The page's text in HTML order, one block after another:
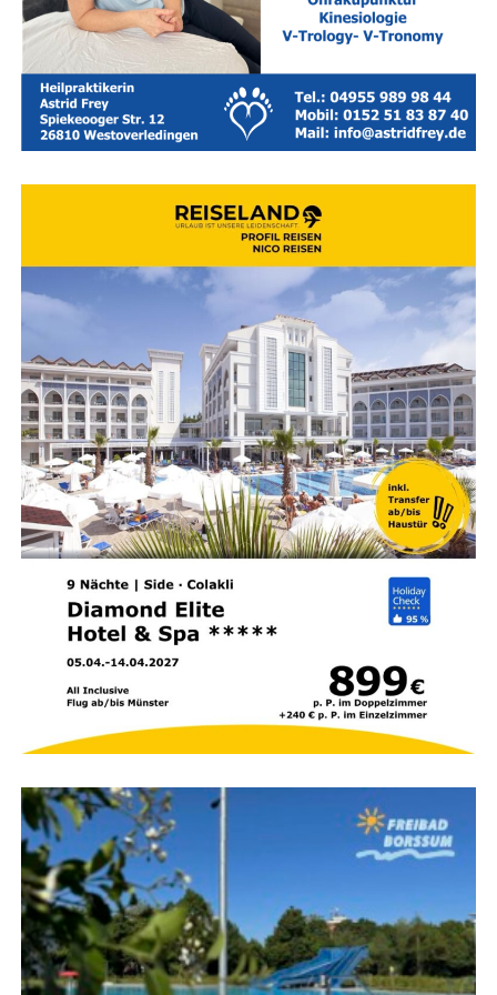
Anzeige
mich ein wei­te­rer
Grund, die klas­si­sche
Pla­ka­tie­rung deut­lich zu
redu­zie­ren“, so Bade in
der Mitteilung.
Auch das Flug­ban­ner selbst punk­tet beim The­ma Nach­
hal­tig­keit: Nach dem Ein­satz lässt es sich unkom­pli­ziert
zusam­men­fal­ten und in einer Tra­ge­ta­sche ver­stau­en –
Abfall ent­steht dabei kaum.
Bade fasst sei­nen Ansatz zusam­men: „Wahl­kampf braucht
Sicht­bar­keit, aber das muss nicht zwangs­läu­fig bedeu­ten,
mög­lichst vie­le Pla­ka­te im öffent­li­chen Raum auf­zu­hän­
gen. Ich möch­te zei­gen, dass auch neue Wege mög­lich
sind: sicht­bar, res­sour­cen­scho­nend und pas­send zu
einem weit­läu­fi­gen Land­kreis mit vie­len klei­nen Orten und
Gehöften.“
Hin­ter den Kulis­sen: Wie funk­tio­
niert der Bannerschlepp?
(Hin­weis der Redak­ti­on / Hin­ter­grund zur
Pressemitteilung)